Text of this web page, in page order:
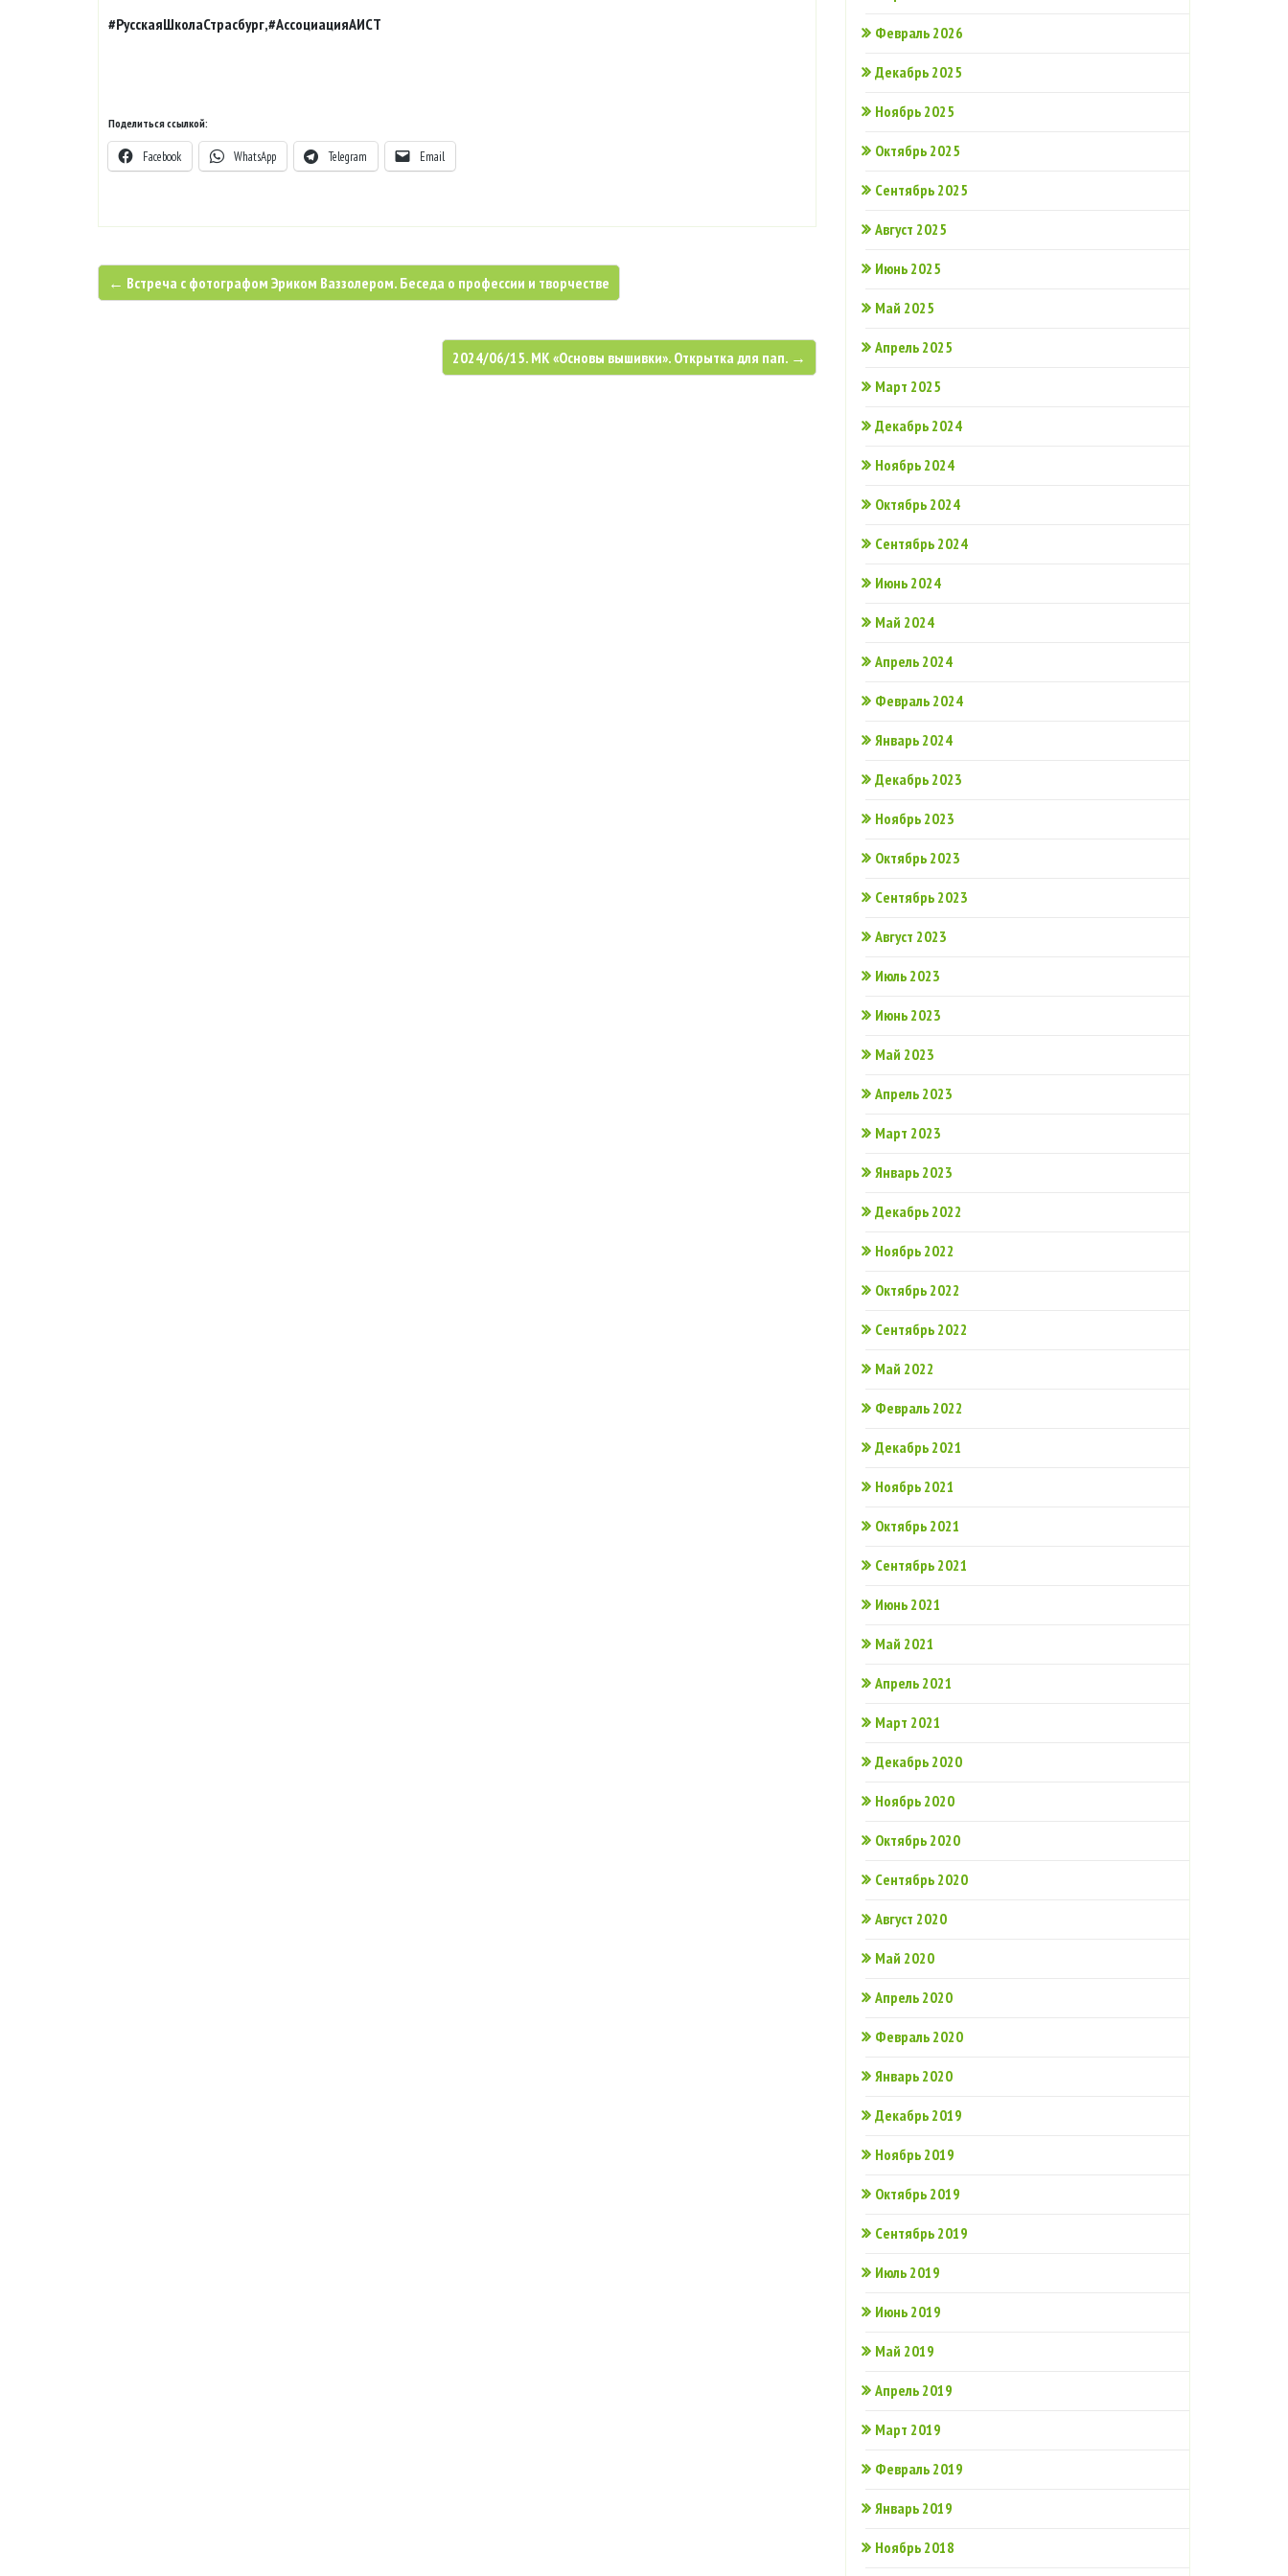
#РусскаяШколаСтрасбург,#АссоциацияАИСТ
Поделиться ссылкой:
Facebook WhatsApp Telegram Email
← Встреча с фотографом Эриком Ваззолером. Беседа о профессии и творчестве
2024/06/15. МК «Основы вышивки». Открытка для пап. →
Февраль 2026
Декабрь 2025
Ноябрь 2025
Октябрь 2025
Сентябрь 2025
Август 2025
Июнь 2025
Май 2025
Апрель 2025
Март 2025
Декабрь 2024
Ноябрь 2024
Октябрь 2024
Сентябрь 2024
Июнь 2024
Май 2024
Апрель 2024
Февраль 2024
Январь 2024
Декабрь 2023
Ноябрь 2023
Октябрь 2023
Сентябрь 2023
Август 2023
Июль 2023
Июнь 2023
Май 2023
Апрель 2023
Март 2023
Январь 2023
Декабрь 2022
Ноябрь 2022
Октябрь 2022
Сентябрь 2022
Май 2022
Февраль 2022
Декабрь 2021
Ноябрь 2021
Октябрь 2021
Сентябрь 2021
Июнь 2021
Май 2021
Апрель 2021
Март 2021
Декабрь 2020
Ноябрь 2020
Октябрь 2020
Сентябрь 2020
Август 2020
Май 2020
Апрель 2020
Февраль 2020
Январь 2020
Декабрь 2019
Ноябрь 2019
Октябрь 2019
Сентябрь 2019
Июль 2019
Июнь 2019
Май 2019
Апрель 2019
Март 2019
Февраль 2019
Январь 2019
Ноябрь 2018